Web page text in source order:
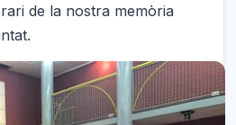
de la nostra memòria